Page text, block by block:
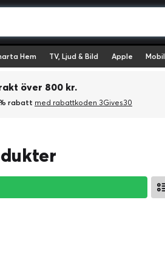
Hem TV, Ljud & Bild Apple Mobil
över 800 kr.
rabatt med rabattkoden 3Gives30